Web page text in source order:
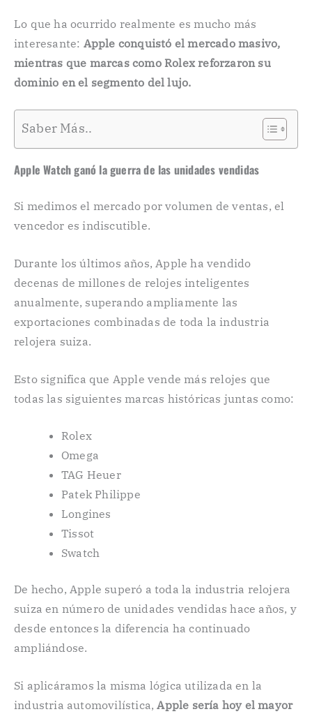
Lo que ha ocurrido realmente es mucho más
interesante: Apple conquistó el mercado masivo,
mientras que marcas como Rolex reforzaron su
dominio en el segmento del lujo.
Saber Más..
Apple Watch ganó la guerra de las unidades vendidas
Si medimos el mercado por volumen de ventas, el
vencedor es indiscutible.
Durante los últimos años, Apple ha vendido
decenas de millones de relojes inteligentes
anualmente, superando ampliamente las
exportaciones combinadas de toda la industria
relojera suiza.
Esto significa que Apple vende más relojes que
todas las siguientes marcas históricas juntas como:
Rolex
Omega
TAG Heuer
Patek Philippe
Longines
Tissot
Swatch
De hecho, Apple superó a toda la industria relojera
suiza en número de unidades vendidas hace años, y
desde entonces la diferencia ha continuado
ampliándose.
Si aplicáramos la misma lógica utilizada en la
industria automovilística,Apple sería hoy el mayor